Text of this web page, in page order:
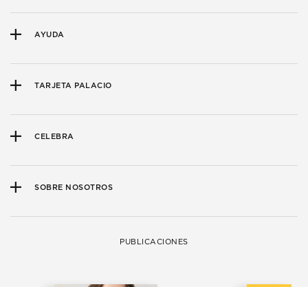
AYUDA
TARJETA PALACIO
CELEBRA
SOBRE NOSOTROS
PUBLICACIONES